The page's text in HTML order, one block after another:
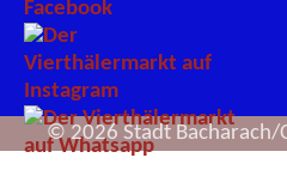
© 2026 Stadt Bacharach/